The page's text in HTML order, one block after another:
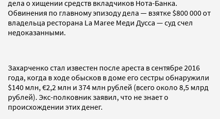
дела о хищении средств вкладчиков Нота-Банка.
Обвинения по главному эпизоду дела — взятке $800 000 от
владельца ресторана La Maree Меди Дусса — суд счел
недоказанными.
Захарченко стал известен после ареста в сентябре 2016
года, когда в ходе обысков в доме его сестры обнаружили
$140 млн, €2,2 млн и 374 млн рублей (всего около 8,5 млрд
рублей). Экс-полковник заявил, что не знает о
происхождении этих денег.